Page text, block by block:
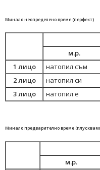
Минало неопределено време (перфект)
м.р.
1 лицо
натопил съм
2 лицо
натопил си
3 лицо
натопил е
Минало предварително време
м.р.